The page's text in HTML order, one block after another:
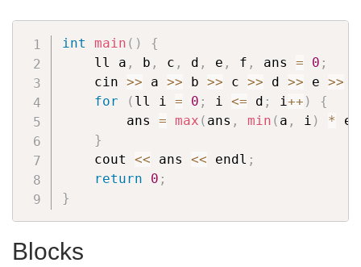
int main ( )
{
    ll a
, b , c , d , e , f , ans = 0 ;
    cin
>> a >> b >> c >> d >> e >>
for
( ll i = 0 ; i <= d ; i++ )
{
        ans
= max ( ans , min ( a , i ) * e
}
    cout
<< ans << endl ;
return
0 ;
}
Blocks